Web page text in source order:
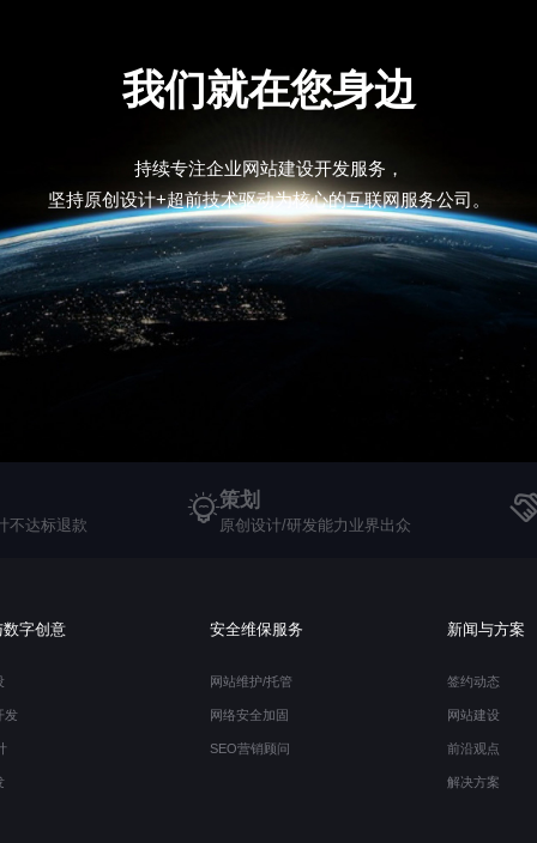
13697542592
我们就在您身边
持续专注企业网站建设开发服务，
坚持原创设计+超前技术驱动为核心的互联网服务公司。
不达标退款
策划
原创设计/研发能力业界出众
字创意
发
安全维保服务
网站维护/托管
网络安全加固
SEO营销顾问
新闻与方案
签约动态
网站建设
前沿观点
解决方案